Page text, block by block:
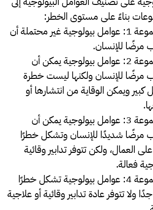
بناءً على مستوى الخطر:
1 : عوامل بيولوجية غير محتملة أن
مرضًا للإنسان.
2 : عوامل بيولوجية يمكن أن
مرضًا للإنسان ولكنها ليست خطرة
ويمكن الوقاية من انتشارها أو
3 : عوامل بيولوجية يمكن أن
مرضًا شديدًا للإنسان وتشكل خطرًا
على العمال، ولكن تتوفر تدابير وقائية
فعالة.
4 : عوامل بيولوجية تشكل خطرًا
جدًا ولا تتوفر عادة تدابير وقائية أو علاجية